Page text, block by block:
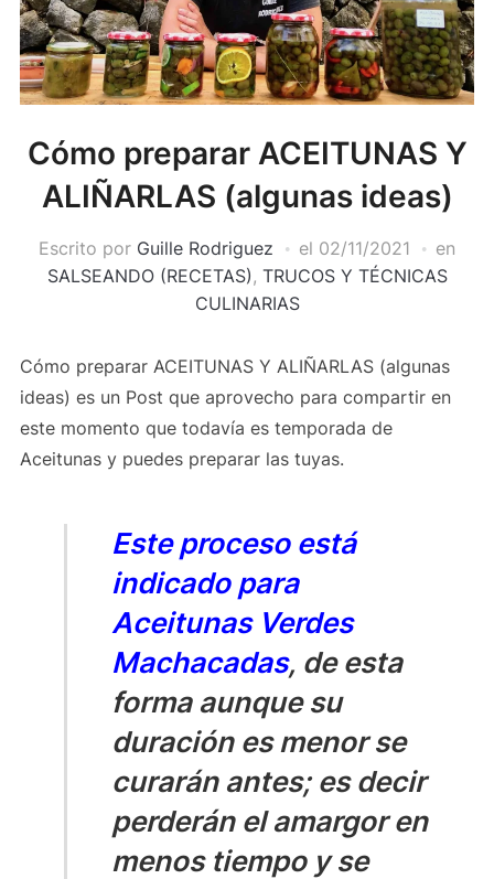
Cómo preparar ACEITUNAS Y
ALIÑARLAS (algunas ideas)
Escrito por Guille Rodriguez el 02/11/2021
en
SALSEANDO (RECETAS) , TRUCOS Y TÉCNICAS
CULINARIAS
Cómo preparar ACEITUNAS Y ALIÑARLAS (algunas
ideas) es un Post que aprovecho para compartir en
este momento que todavía es temporada de
Aceitunas y puedes preparar las tuyas.
Este proceso está
indicado para
Aceitunas Verdes
Machacadas, de esta
forma aunque su
duración es menor se
curarán antes; es decir
perderán el amargor en
menos tiempo y se